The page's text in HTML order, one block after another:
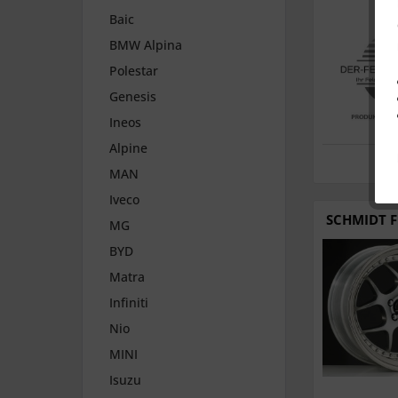
Baic
BMW Alpina
Polestar
Genesis
Ineos
Alpine
MAN
Iveco
MG
BYD
Matra
Infiniti
Nio
MINI
Isuzu
SCHMIDT